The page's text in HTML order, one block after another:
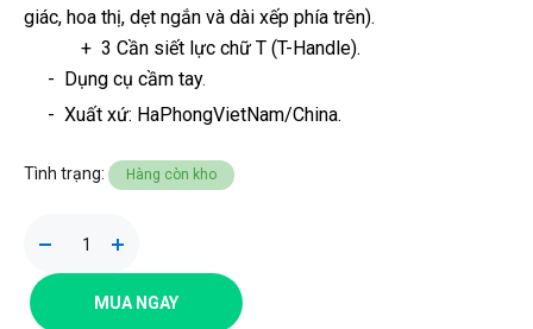
giác, hoa thị, dẹt ngắn và dài xếp phía trên).
+ 3 Cần siết lực chữ T (T-Handle).
- Dụng cụ cầm tay.
- Xuất xứ: HaPhongVietNam/China.
Tình trạng: Hàng còn kho
MUA NGAY